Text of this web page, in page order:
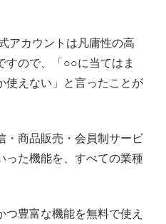
アカウントは凡庸性の高
すので、「○○に当てはま
使えない」と言ったことが
・商品販売・会員制サービ
った機能を、すべての業種
つ豊富な機能を無料で使え